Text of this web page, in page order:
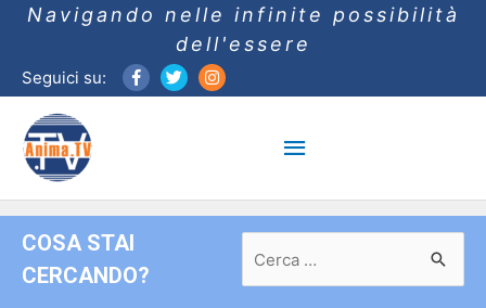
Navigando nelle infinite possibilità
dell'essere
Seguici su:
Menu
principale
COSA STAI
CERCANDO?
per: